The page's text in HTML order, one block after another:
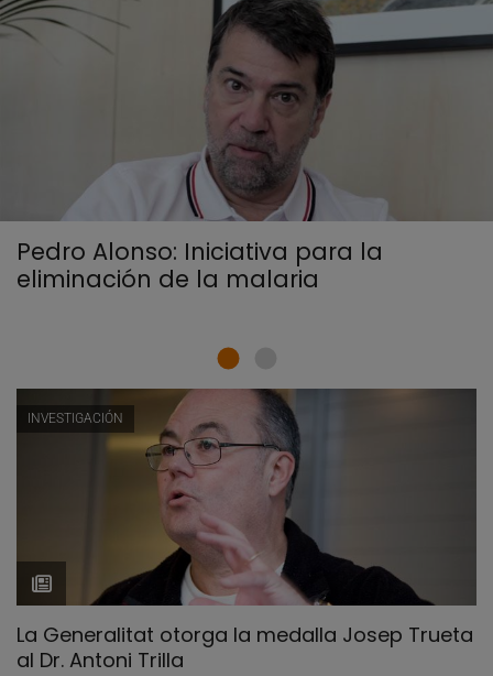
Pedro Alonso: Iniciativa para la
eliminación de la malaria
INVESTIGACIÓN
La Generalitat otorga la medalla Josep Trueta
al Dr. Antoni Trilla